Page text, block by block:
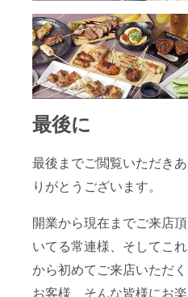
最後に
最後までご閲覧いただきあ
りがとうございます。
開業から現在までご来店頂
いてる常連様、そしてこれ
から初めてご来店いただく
お客様、そんな皆様にお楽